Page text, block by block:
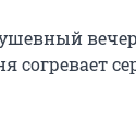
вечер
согревает